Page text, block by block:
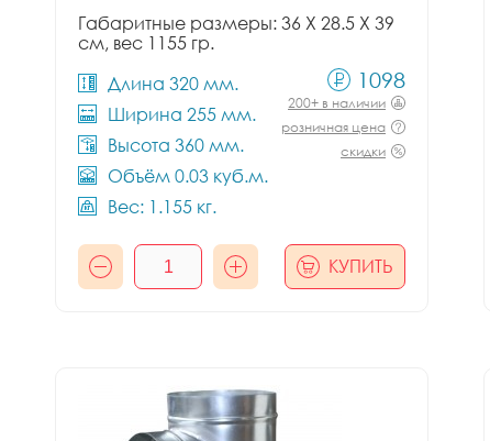
Габаритные размеры: 36 X 28.5 X 39
см, вес 1155 гр.
Длина 320 мм.
Ширина 255 мм.
Высота 360 мм.
Объём 0.03 куб.м.
Вес: 1.155 кг.
1098
200+ в наличии
розничная цена
скидки
КУПИТЬ